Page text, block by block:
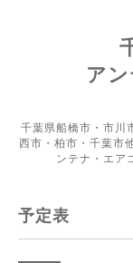
ア
千葉県船橋市・市川
西市・柏市・千葉市
ンテナ・エア
予定表